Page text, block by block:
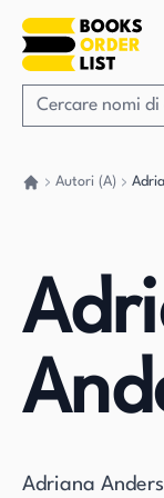
Autori (A)
Adriana